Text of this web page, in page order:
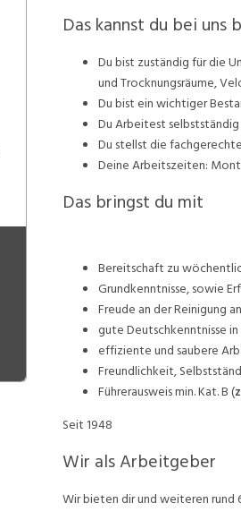
Das kannst du bei uns
Du bist zuständig für die
und Trocknungsräume,
Du bist ein wichtiger
Du Arbeitest
Du stellst die
Deine Arbeitszeiten:
Das bringst du mit
Bereitschaft zu
Grundkenntnisse, sowie
Freude an der Reinigung
gute Deutschkenntnisse
effiziente und saubere
Freundlichkeit,
Führerausweis min. Kat. B (
Seit 1948
Wir als Arbeitgeber
Wir bieten dir und weiteren rund